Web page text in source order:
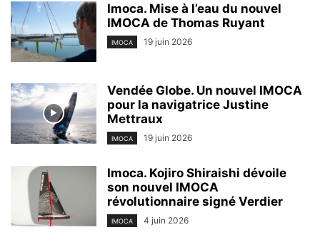
Imoca. Mise à l’eau du nouvel
IMOCA de Thomas Ruyant
IMOCA 19 juin 2026
Vendée Globe. Un nouvel IMOCA
pour la navigatrice Justine
Mettraux
IMOCA 19 juin 2026
Imoca. Kojiro Shiraishi dévoile
son nouvel IMOCA
révolutionnaire signé Verdier
IMOCA 4 juin 2026